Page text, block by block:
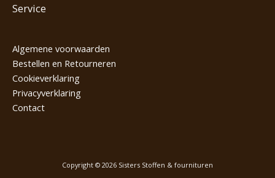
Service
Algemene voorwaarden
Bestellen en Retourneren
Cookieverklaring
Privacyverklaring
Contact
Copyright © 2026 Sisters Stoffen & fournituren